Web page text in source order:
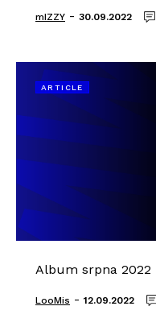
mIZZY - 30.09.2022
ARTICLE
Album srpna 2022
LooMis - 12.09.2022